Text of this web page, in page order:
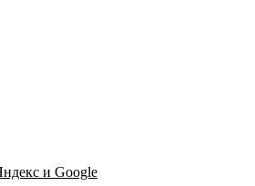
и Google